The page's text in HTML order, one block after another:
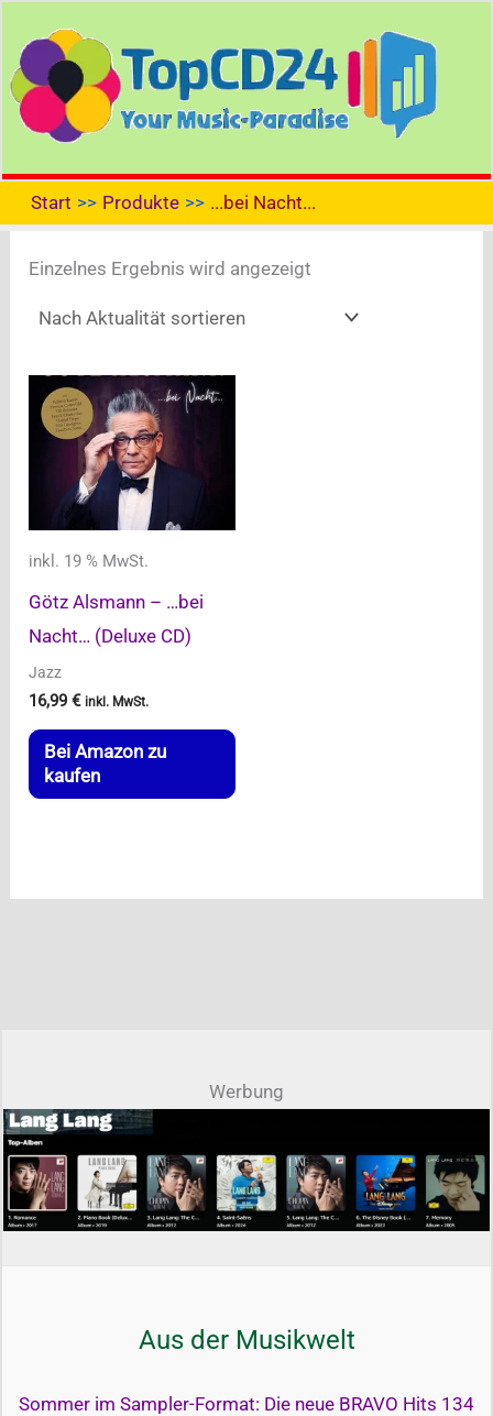
Inhalt
springen
Start Produkte ...bei Nacht...
Einzelnes Ergebnis wird angezeigt
inkl. 19 % MwSt.
Götz Alsmann – …bei
Nacht… (Deluxe CD)
Jazz
16,99€ inkl. MwSt.
Bei Amazon zu
kaufen
Werbung
Aus der Musikwelt
Sommer im Sampler-Format: Die neue BRAVO Hits 134